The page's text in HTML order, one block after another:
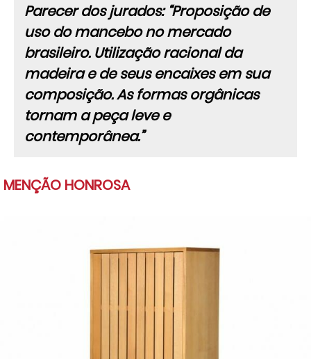
Parecer dos jurados: “Proposição de
uso do mancebo no mercado
brasileiro. Utilização racional da
madeira e de seus encaixes em sua
composição. As formas orgânicas
tornam a peça leve e
contemporânea.”
MENÇÃO HONROSA